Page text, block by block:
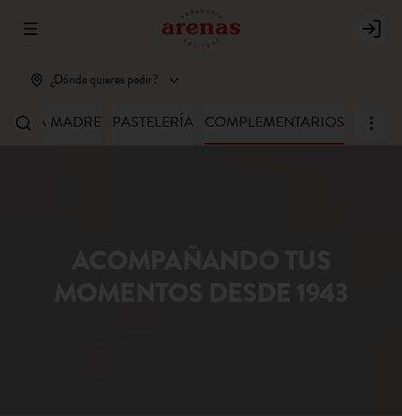
Abrir menu de navegación Login
¿Dónde quieres pedir?
MASA MADRE PASTELERÍA COMPLEMENTARIOS